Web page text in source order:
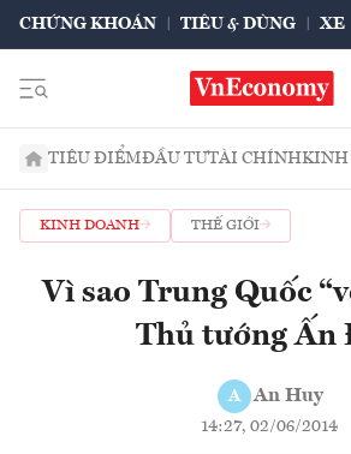
CHỨNG KHOÁN TIÊU & DÙNG XE
TIÊU ĐIỂMĐẦU TƯTÀI CHÍNHKINH
KINH DOANH THẾ GIỚI
Vì sao Trung Quốc
Thủ tướng Ấn
A An Huy
14:27, 02/06/2014